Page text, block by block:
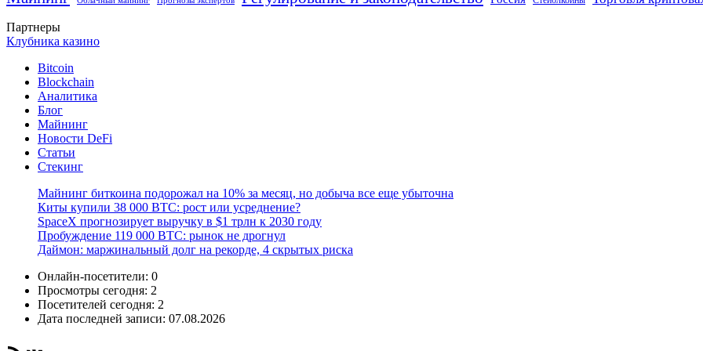
Партнеры
Клубника казино
Bitcoin
Blockchain
Аналитика
Блог
Майнинг
Новости DeFi
Статьи
Стекинг
Майнинг биткоина подорожал на 10% за месяц, но добыча все еще убыточна
Киты купили 38 000 BTC: рост или усреднение?
SpaceX прогнозирует выручку в $1 трлн к 2030 году
Пробуждение 119 000 BTC: рынок не дрогнул
Даймон: маржинальный долг на рекорде, 4 скрытых риска
Онлайн-посетители: 0
Просмотры сегодня: 2
Посетителей сегодня: 2
Дата последней записи: 07.08.2026